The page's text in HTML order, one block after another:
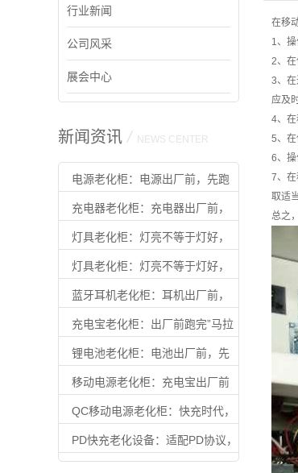
行业新闻
公司风采
展会中心
新闻资讯 / NEWS CENTER
电源老化柜：电源出厂前，先跑
完”满载马拉松”
充电器老化柜：充电器出厂前，
先扛住满载
灯具老化柜：灯亮不等于灯好，
老化过才算合格
灯具老化柜：灯亮不等于灯好，
老化过才算合格
蓝牙耳机老化柜：耳机出厂前，
先扛住”续航焦虑”
充电宝老化柜：出厂前跑完”马拉
松”，用户才能放心用
锂电池老化柜：电池出厂前，先
扛住时间的考验
移动电源老化柜：充电宝出厂前
的最后一道质检
QC移动电源老化柜：快充时代，
不过这关别出厂
PD快充老化设备：适配PD协议，
让快充产品出厂即可靠
在移
1、
2、在
3、
应及
4、在
5、在
6、
7、
取适
总之